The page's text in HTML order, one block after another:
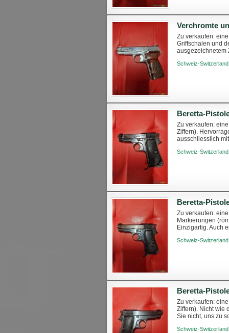
Zu verkaufen:
Griffschalen und
ausgezeichnetem
Schweiz-
Zu verkaufen:
Ziffern).
ausschliesslich
Schweiz-
Zu verkaufen:
Markierungen
Einzigartig. Auch
Schweiz-
Zu verkaufen:
Ziffern). Nicht wie
Sie nicht, uns zu
Schweiz-